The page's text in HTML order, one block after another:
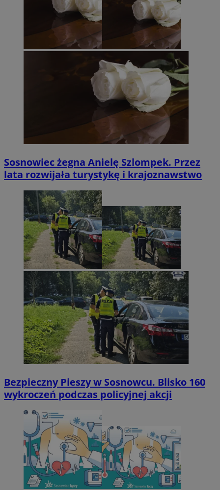
Sosnowiec żegna Anielę Szlompek. Przez
lata rozwijała turystykę i krajoznawstwo
Bezpieczny Pieszy w Sosnowcu. Blisko 160
wykroczeń podczas policyjnej akcji